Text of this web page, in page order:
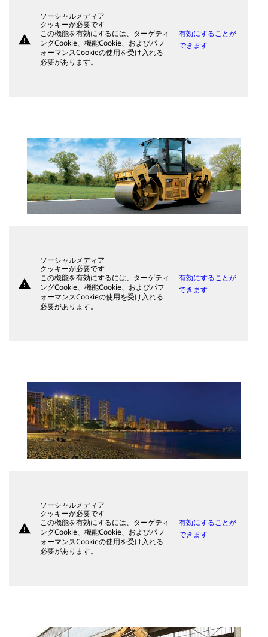
warning
ソーシャルメディア
クッキーが必要です
この機能を有効にするには、ターゲティ
ングCookie、機能Cookie、およびパフ
ォーマンスCookieの使用を受け入れる
必要があります。
有効にすることが
できます
warning
ソーシャルメディア
クッキーが必要です
この機能を有効にするには、ターゲティ
ングCookie、機能Cookie、およびパフ
ォーマンスCookieの使用を受け入れる
必要があります。
有効にすることが
できます
warning
ソーシャルメディア
クッキーが必要です
この機能を有効にするには、ターゲティ
ングCookie、機能Cookie、およびパフ
ォーマンスCookieの使用を受け入れる
必要があります。
有効にすることが
できます